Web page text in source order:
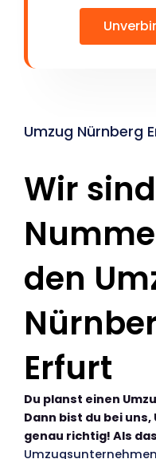
Umzug Nürnberg
Wir
den
Erfurt
Du planst einen
Dann bist du bei
genau richtig! Als
Umzugsunternehmen